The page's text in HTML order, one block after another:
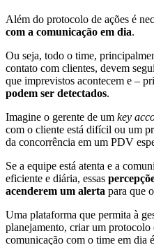
Além do protocolo de ações é
com a comunicação em dia.
Ou seja, todo o time,
contato com clientes, devem
que imprevistos acontecem e –
podem ser detectados.
Imagine o gerente de um key
com o cliente está difícil ou um
da concorrência em um PDV
Se a equipe está atenta e a
eficiente e diária, essas
acenderem um alerta para que
Uma plataforma que permita à
planejamento, criar um protocolo
comunicação com o time em dia